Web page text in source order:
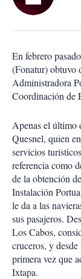
s
o
m
p
a
i
r
En febrero
(Fonatur) obtuvo
Administradora
Coordinación de
Apenas el último
Quesnel, quien
servicios
referencia como
de la obtención
Instalación
le da a las
sus pasajeros.
Los Cabos,
cruceros, y
primera vez que
Ixtapa.